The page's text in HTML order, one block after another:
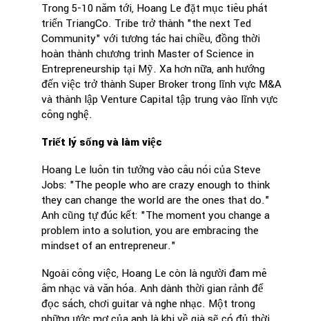
Trong 5-10 năm tới, Hoang Le đặt mục tiêu phát
triển TriangCo. Tribe trở thành "the next Ted
Community" với tương tác hai chiều, đồng thời
hoàn thành chương trình Master of Science in
Entrepreneurship tại Mỹ. Xa hơn nữa, anh hướng
đến việc trở thành Super Broker trong lĩnh vực M&A
và thành lập Venture Capital tập trung vào lĩnh vực
công nghệ.
Triết lý sống và làm việc
Hoang Le luôn tin tưởng vào câu nói của Steve
Jobs: "The people who are crazy enough to think
they can change the world are the ones that do."
Anh cũng tự đúc kết: "The moment you change a
problem into a solution, you are embracing the
mindset of an entrepreneur."
Ngoài công việc, Hoang Le còn là người đam mê
âm nhạc và văn hóa. Anh dành thời gian rảnh để
đọc sách, chơi guitar và nghe nhạc. Một trong